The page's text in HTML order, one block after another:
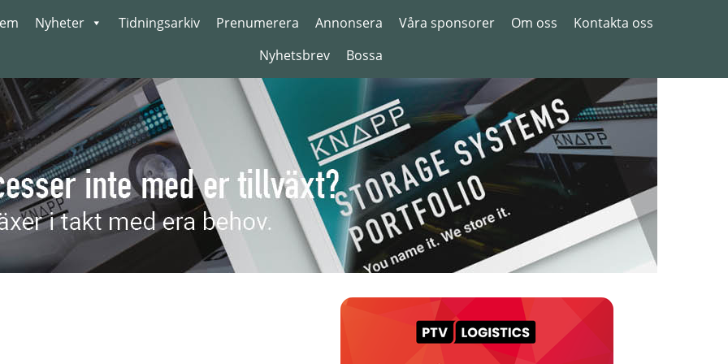
Nyheter Tidningsarkiv Prenumerera Annonsera Våra sponsorer Om oss
Kontakta oss
Nyhetsbrev
Bossa